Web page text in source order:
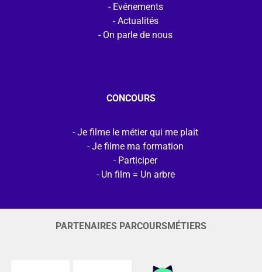
Evénements
Actualités
On parle de nous
CONCOURS
Je filme le métier qui me plait
Je filme ma formation
Participer
Un film = Un arbre
PARTENAIRES PARCOURSMÉTIERS